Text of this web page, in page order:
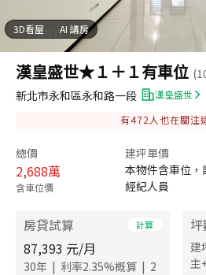
3D看屋 AI 講房
漢皇盛世★１＋１有車位
新北市永和區永和路一段
漢皇盛世
有472 人也在關注
總價
2,688萬
含車位價
建坪單價
本物件含車位，
經紀人員
房貸試算 計算
87,393 元/月
30年 | 利率2.35%概算 | 2
建
主